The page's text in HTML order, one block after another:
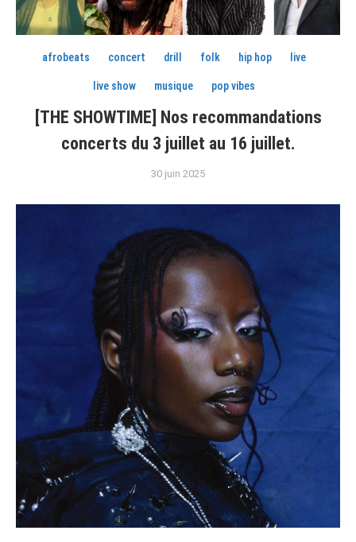
afrobeats concert drill folk hip hop live
live show musique pop vibes
[THE SHOWTIME] Nos recommandations
concerts du 3 juillet au 16 juillet.
30 juin 2025